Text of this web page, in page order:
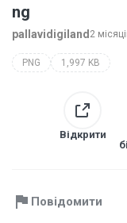
ng
pallavidigiland 2
PNG 1,997 KB
Відкрити
Повідомити